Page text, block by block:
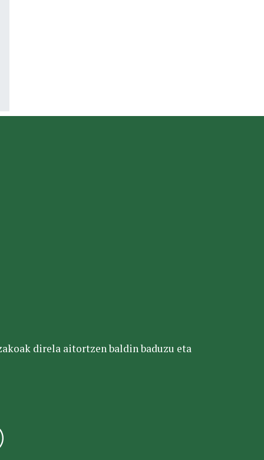
direla aitortzen baldin baduzu eta